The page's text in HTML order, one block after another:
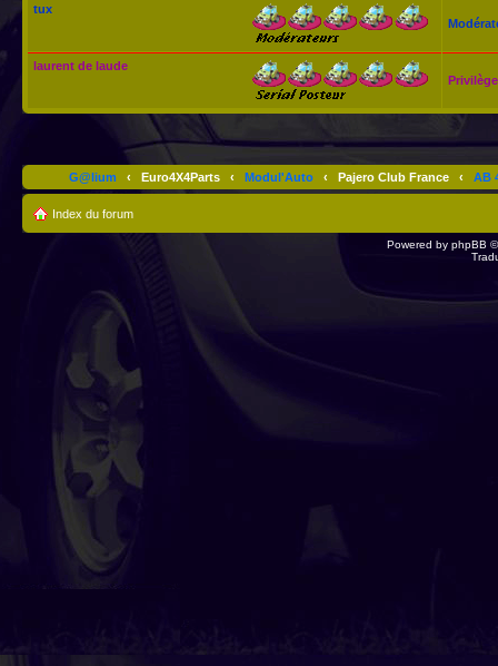
tux
laurent de laude
Privilège
G@lium ‹ Euro4X4Parts ‹ Modul'Auto ‹ Pajero Club France ‹ AB
Index du forum
Powered by phpBB